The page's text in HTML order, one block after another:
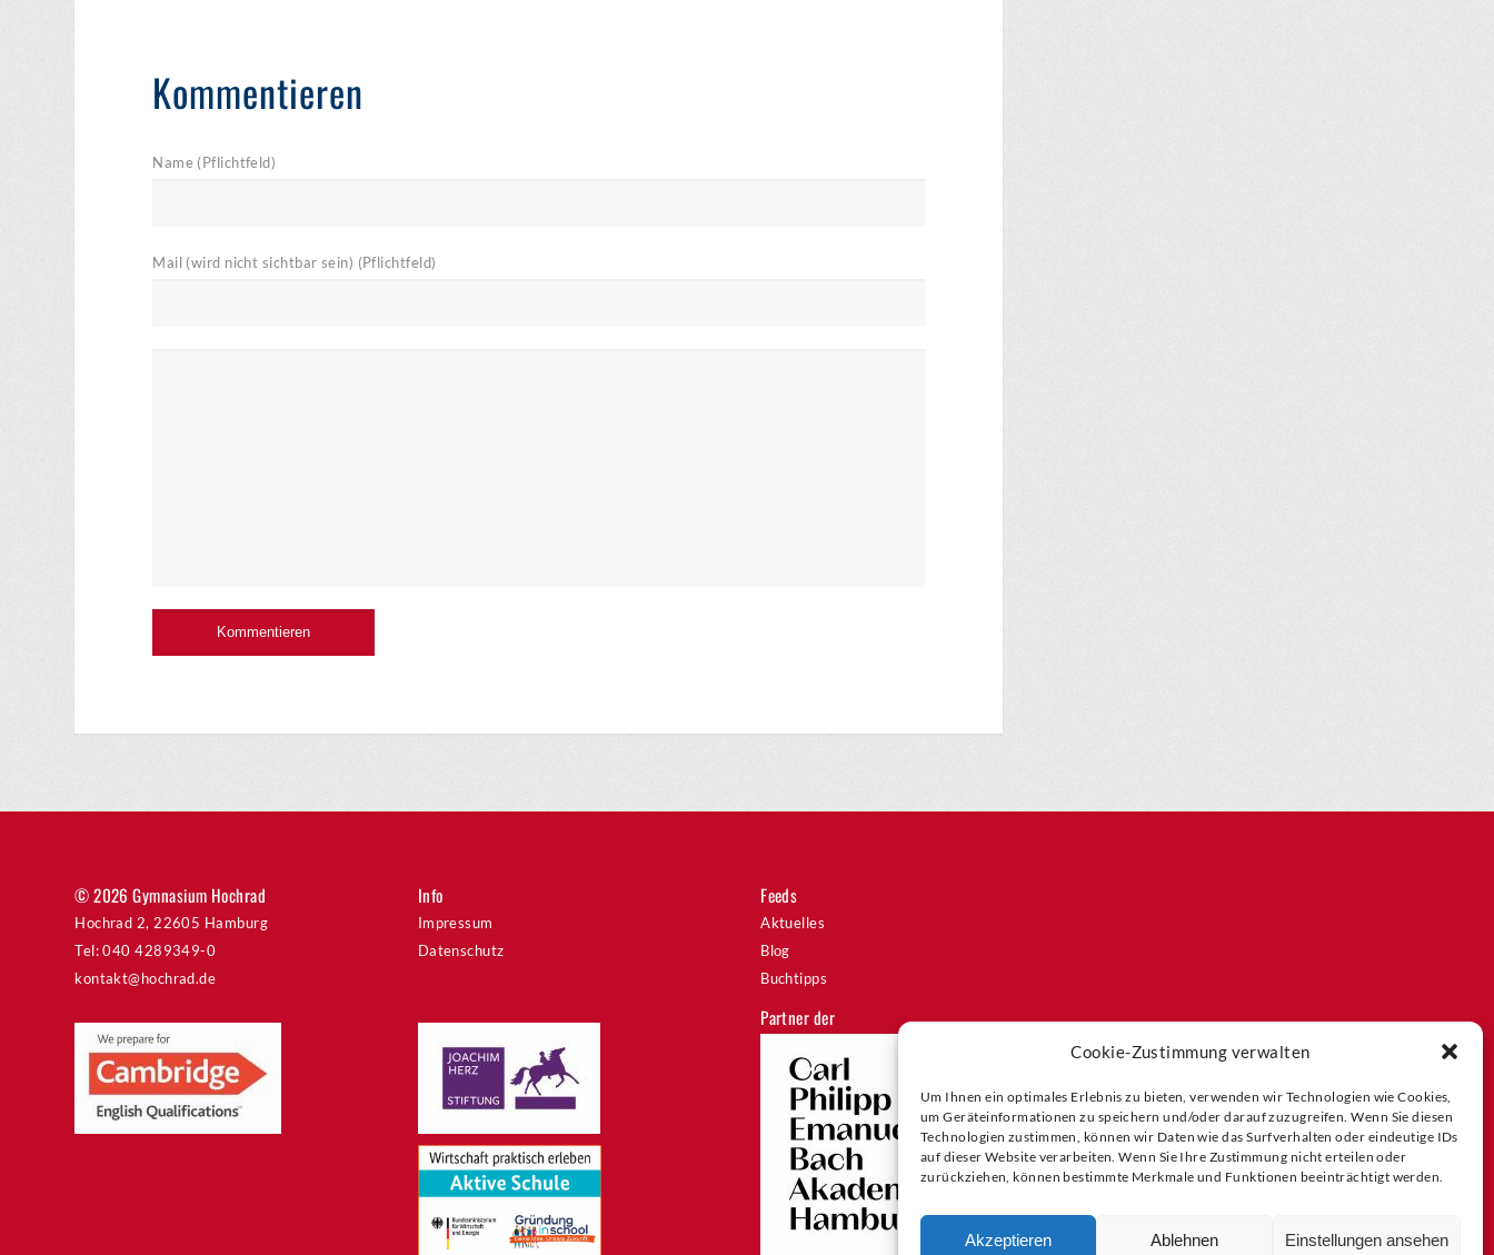
Cookie-Zustimmung verwalten
Um Ihnen ein optimales Erlebnis zu bieten, verwenden wir Technologien wie Cookies,
um Geräteinformationen zu speichern und/oder darauf zuzugreifen. Wenn Sie diesen
Technologien zustimmen, können wir Daten wie das Surfverhalten oder eindeutige IDs
auf dieser Website verarbeiten. Wenn Sie Ihre Zustimmung nicht erteilen oder
zurückziehen, können bestimmte Merkmale und Funktionen beeinträchtigt werden.
Akzeptieren Ablehnen Einstellungen ansehen
Kommentieren
Name (Pflichtfeld)
Mail (wird nicht sichtbar sein) (Pflichtfeld)
© 2026 Gymnasium Hochrad
Hochrad 2, 22605 Hamburg
Tel: 040 4289349-0
kontakt@hochrad.de
Info
Impressum
Datenschutz
Feeds
Aktuelles
Blog
Buchtipps
Partner der